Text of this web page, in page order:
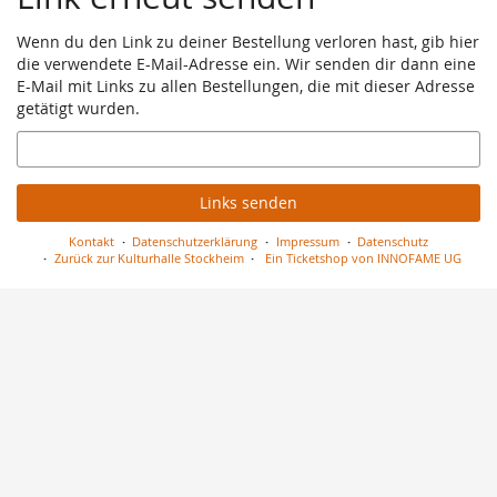
Wenn du den Link zu deiner Bestellung verloren hast, gib hier
die verwendete E-Mail-Adresse ein. Wir senden dir dann eine
E-Mail mit Links zu allen Bestellungen, die mit dieser Adresse
getätigt wurden.
E-
Mail
Links senden
Kontakt Datenschutzerklärung Impressum
Datenschutz
Zurück zur Kulturhalle Stockheim
Ein Ticketshop von INNOFAME UG